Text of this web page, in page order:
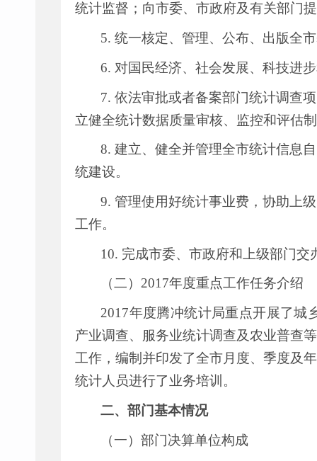
统计监督；向市委、市政府及有关部门
5.统一核定、管理、公布、出版全
6. 对国民经济、社会发展、科技进
7.依法审批或者备案部门统计调查
立健全统计数据质量审核、监控和评估
8.建立、健全并管理全市统计信息
统建设。
9.管理使用好统计事业费，协助上
工作。
10. 完成市委、市政府和上级部门交
（二）2017年度重点工作任务介绍
2017年度腾冲统计局重点开展了城
产业调查、服务业统计调查及农业普查
工作，编制并印发了全市月度、季度及
统计人员进行了业务培训。
二、部门基本情况
（一）部门决算单位构成